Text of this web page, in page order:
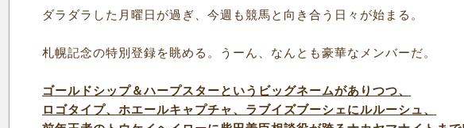
ダラダラした月曜日が過ぎ、今週も競馬と向き合う日々が始まる。
札幌記念の特別登録を眺める。うーん、なんとも豪華なメンバーだ。
ゴールドシップ＆ハープスターというビッグネームがありつつ、
ロゴタイプ、ホエールキャプチャ、ラブイズブーシェにルルーシュ、